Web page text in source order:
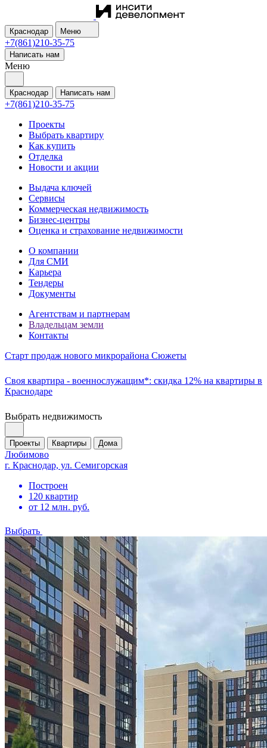
Краснодар Меню
+7(861)210-35-75
Написать нам
Меню
Краснодар Написать нам
+7(861)210-35-75
Проекты
Выбрать квартиру
Как купить
Отделка
Новости и акции
Выдача ключей
Сервисы
Коммерческая недвижимость
Бизнес-центры
Оценка и страхование недвижимости
О компании
Для СМИ
Карьера
Тендеры
Документы
Агентствам и партнерам
Владельцам земли
Контакты
Старт продаж нового микрорайона Сюжеты
Своя квартира - военнослужащим*: скидка 12% на квартиры в
Краснодаре
Выбрать недвижимость
Проекты Квартиры Дома
Любимово
г. Краснодар, ул. Семигорская
Построен
120 квартир
от 12 млн. руб.
Выбрать